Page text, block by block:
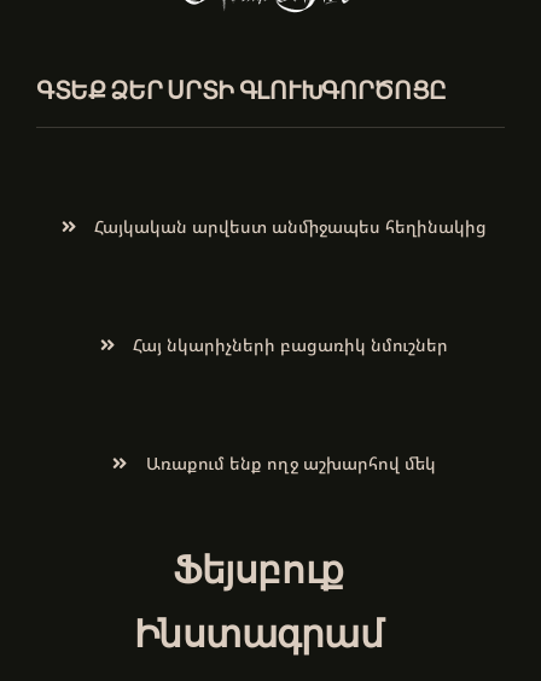
ԳՏԵՔ ՁԵՐ ՍՐՏԻ ԳԼՈՒԽԳՈՐԾՈՑԸ
Հայկական արվեստ անմիջապես հեղինակից
Հայ նկարիչների բացառիկ նմուշներ
Առաքում ենք ողջ աշխարհով մեկ
Ֆեյսբուք
Ինստագրամ